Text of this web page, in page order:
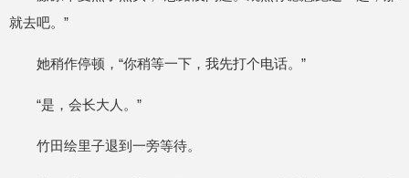
就去吧。”
她稍作停顿，“你稍等一下，我先打个电话。”
“是，会长大人。”
竹田绘里子退到一旁等待。